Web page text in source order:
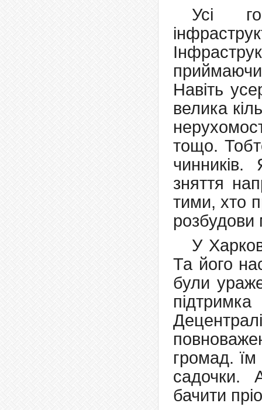
Усі
Навіть
велика
тощо.
зняття
тими, хто
розбудови
У
Та його
були
підтримка
громад. їм
садочки.
бачити